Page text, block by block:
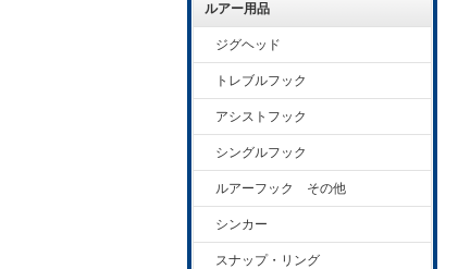
ルアー用品
ジグヘッド
トレブルフック
アシストフック
シングルフック
ルアーフック その他
シンカー
スナップ・リング